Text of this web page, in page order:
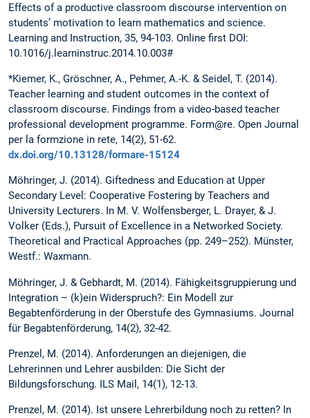
Effects of a productive classroom discourse intervention on
students’ motivation to learn mathematics and science.
Learning and Instruction, 35, 94-103. Online first DOI:
10.1016/j.learninstruc.2014.10.003#
*Kiemer, K., Gröschner, A., Pehmer, A.-K. & Seidel, T. (2014).
Teacher learning and student outcomes in the context of
classroom discourse. Findings from a video-based teacher
professional development programme. Form@re. Open Journal
per la formzione in rete, 14(2), 51-62.
dx.doi.org/10.13128/formare-15124
Möhringer, J. (2014). Giftedness and Education at Upper
Secondary Level: Cooperative Fostering by Teachers and
University Lecturers. In M. V. Wolfensberger, L. Drayer, & J.
Volker (Eds.), Pursuit of Excellence in a Networked Society.
Theoretical and Practical Approaches (pp. 249–252). Münster,
Westf.: Waxmann.
Möhringer, J. & Gebhardt, M. (2014). Fähigkeitsgruppierung und
Integration – (k)ein Widerspruch?: Ein Modell zur
Begabtenförderung in der Oberstufe des Gymnasiums. Journal
für Begabtenförderung, 14(2), 32-42.
Prenzel, M. (2014). Anforderungen an diejenigen, die
Lehrerinnen und Lehrer ausbilden: Die Sicht der
Bildungsforschung. ILS Mail, 14(1), 12-13.
Prenzel, M. (2014). Ist unsere Lehrerbildung noch zu retten? In